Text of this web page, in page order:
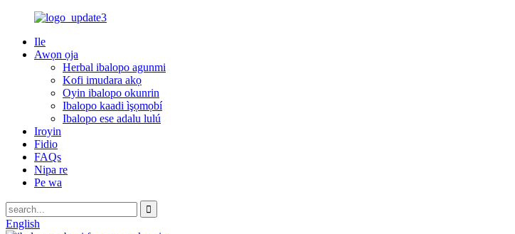
Ile
Awọn ọja
Herbal ibalopo agunmi
Kofi imudara akọ
Oyin ibalopo okunrin
Ibalopo kaadi ìşọmọbí
Ibalopo ese adalu lulú
Iroyin
Fidio
FAQs
Nipa re
Pe wa
English